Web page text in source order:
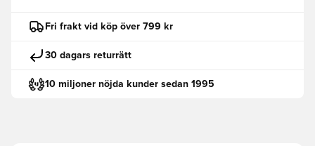
Fri frakt vid köp över 799 kr
30 dagars returrätt
10 miljoner nöjda kunder sedan 1995